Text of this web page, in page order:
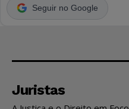
Seguir no Google
Juristas